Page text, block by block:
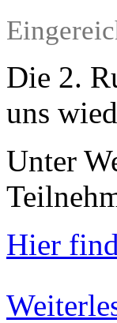
Die 2.
uns
Unter
Hier